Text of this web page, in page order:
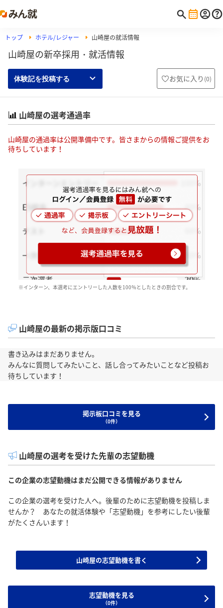
トップ ホテル/レジャー 山崎屋の就活情報
山崎屋の新卒採用・就活情報
体験記を投稿する お気に入り (0)
山崎屋の選考通過率
山崎屋の通過率は公開準備中です。皆さまからの情報ご提供をお
待ちしています！
※インターン、本選考にエントリーした人数を100％としたときの割合です。
山崎屋の最新の掲示版口コミ
書き込みはまだありません。
みんなに質問してみたいこと、話し合ってみたいことなど投稿お
待ちしています！
掲示板口コミを見る
（0件）
山崎屋の選考を受けた先輩の志望動機
この企業の志望動機はまだ公開できる情報がありません
この企業の選考を受けた人へ。後輩のために志望動機を投稿しま
せんか？ あなたの就活体験や「志望動機」を参考にしたい後輩
がたくさんいます！
山崎屋の志望動機を書く
志望動機を見る
（0件）